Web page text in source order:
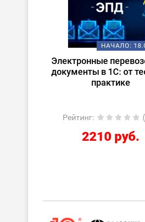
НАЧАЛО:18.08.2026
Электронные перевозочные
документы в 1С: от теории к
практике
Рейтинг: (0.0)
2210 руб.